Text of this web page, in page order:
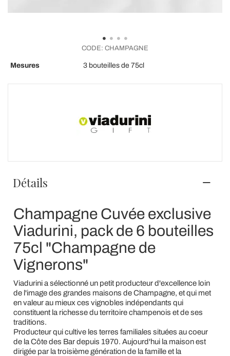
CODE: CHAMPAGNE
Mesures 3 bouteilles de 75cl
Détails
Champagne Cuvée exclusive
Viadurini, pack de 6 bouteilles
75cl "Champagne de
Vignerons"
Viadurini a sélectionné un petit producteur d'excellence loin
de l'image des grandes maisons de Champagne, et qui met
en valeur au mieux ces vignobles indépendants qui
constituent la richesse du territoire champenois et de ses
traditions.
Producteur qui cultive les terres familiales situées au coeur
de la Côte des Bar depuis 1970. Aujourd'hui la maison est
dirigée par la troisième génération de la famille et la